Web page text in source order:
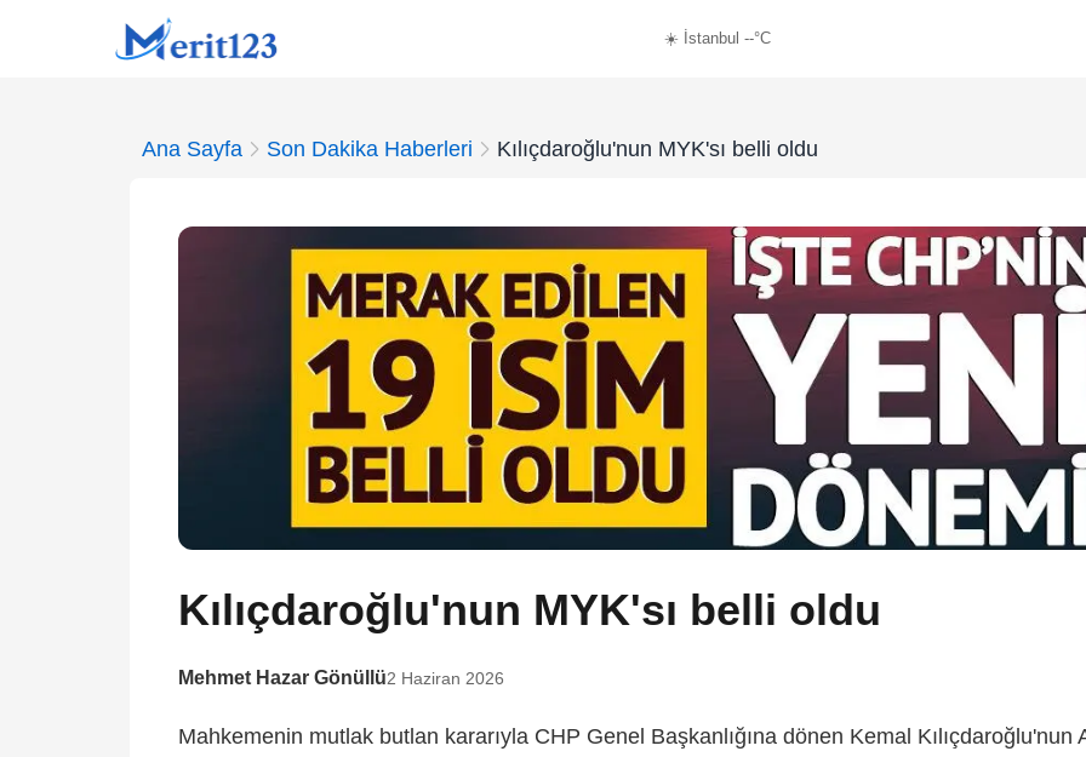
☀️ İstanbul --°C
Ana Sayfa Son Dakika Haberleri Kılıçdaroğlu'nun MYK'sı belli oldu
Kılıçdaroğlu'nun MYK'sı belli oldu
Mehmet Hazar Gönüllü2 Haziran 2026
Mahkemenin mutlak butlan kararıyla CHP Genel Başkanlığına dönen Kemal Kılıçdaroğlu'nun